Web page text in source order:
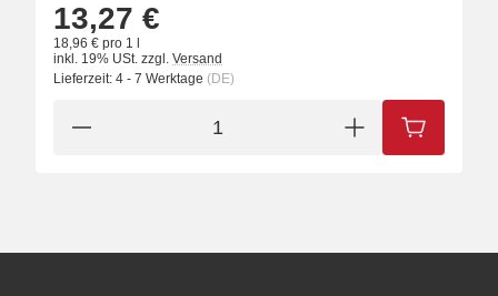
13,27 €
18,96 € pro 1 l
inkl. 19% USt. zzgl. Versand
Lieferzeit: 4 - 7 Werktage (DE)
IN DEN